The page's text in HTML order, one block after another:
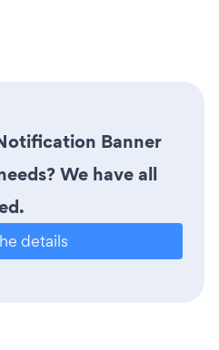
Banner
We have all
details